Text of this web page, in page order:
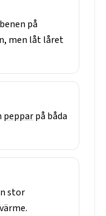
benen på
men låtlåret
pepparpå båda
stor